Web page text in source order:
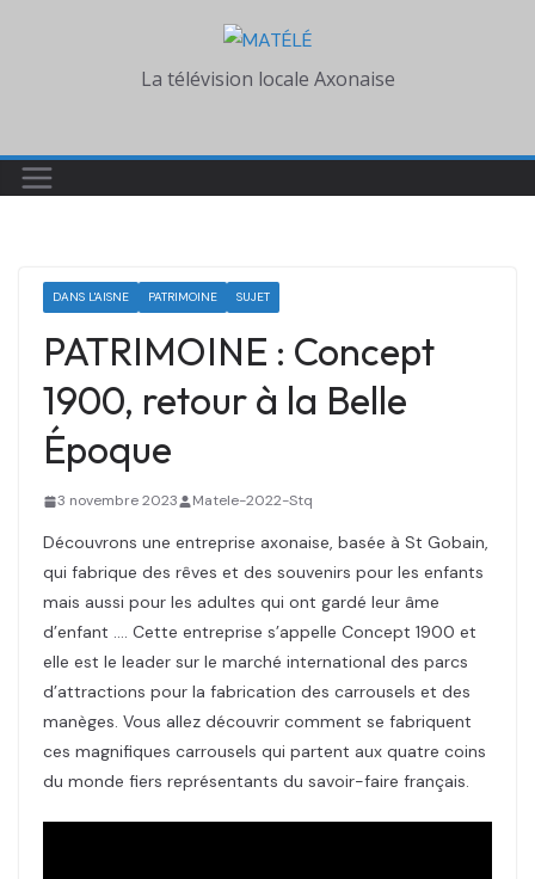
La télévision locale Axonaise
DANS L'AISNE PATRIMOINE SUJET
PATRIMOINE : Concept
1900, retour à la Belle
Époque
3 novembre 2023 Matele-2022-Stq
Découvrons une entreprise axonaise, basée à St Gobain,
qui fabrique des rêves et des souvenirs pour les enfants
mais aussi pour les adultes qui ont gardé leur âme
d’enfant …. Cette entreprise s’appelle Concept 1900 et
elle est le leader sur le marché international des parcs
d’attractions pour la fabrication des carrousels et des
manèges. Vous allez découvrir comment se fabriquent
ces magnifiques carrousels qui partent aux quatre coins
du monde fiers représentants du savoir-faire français.